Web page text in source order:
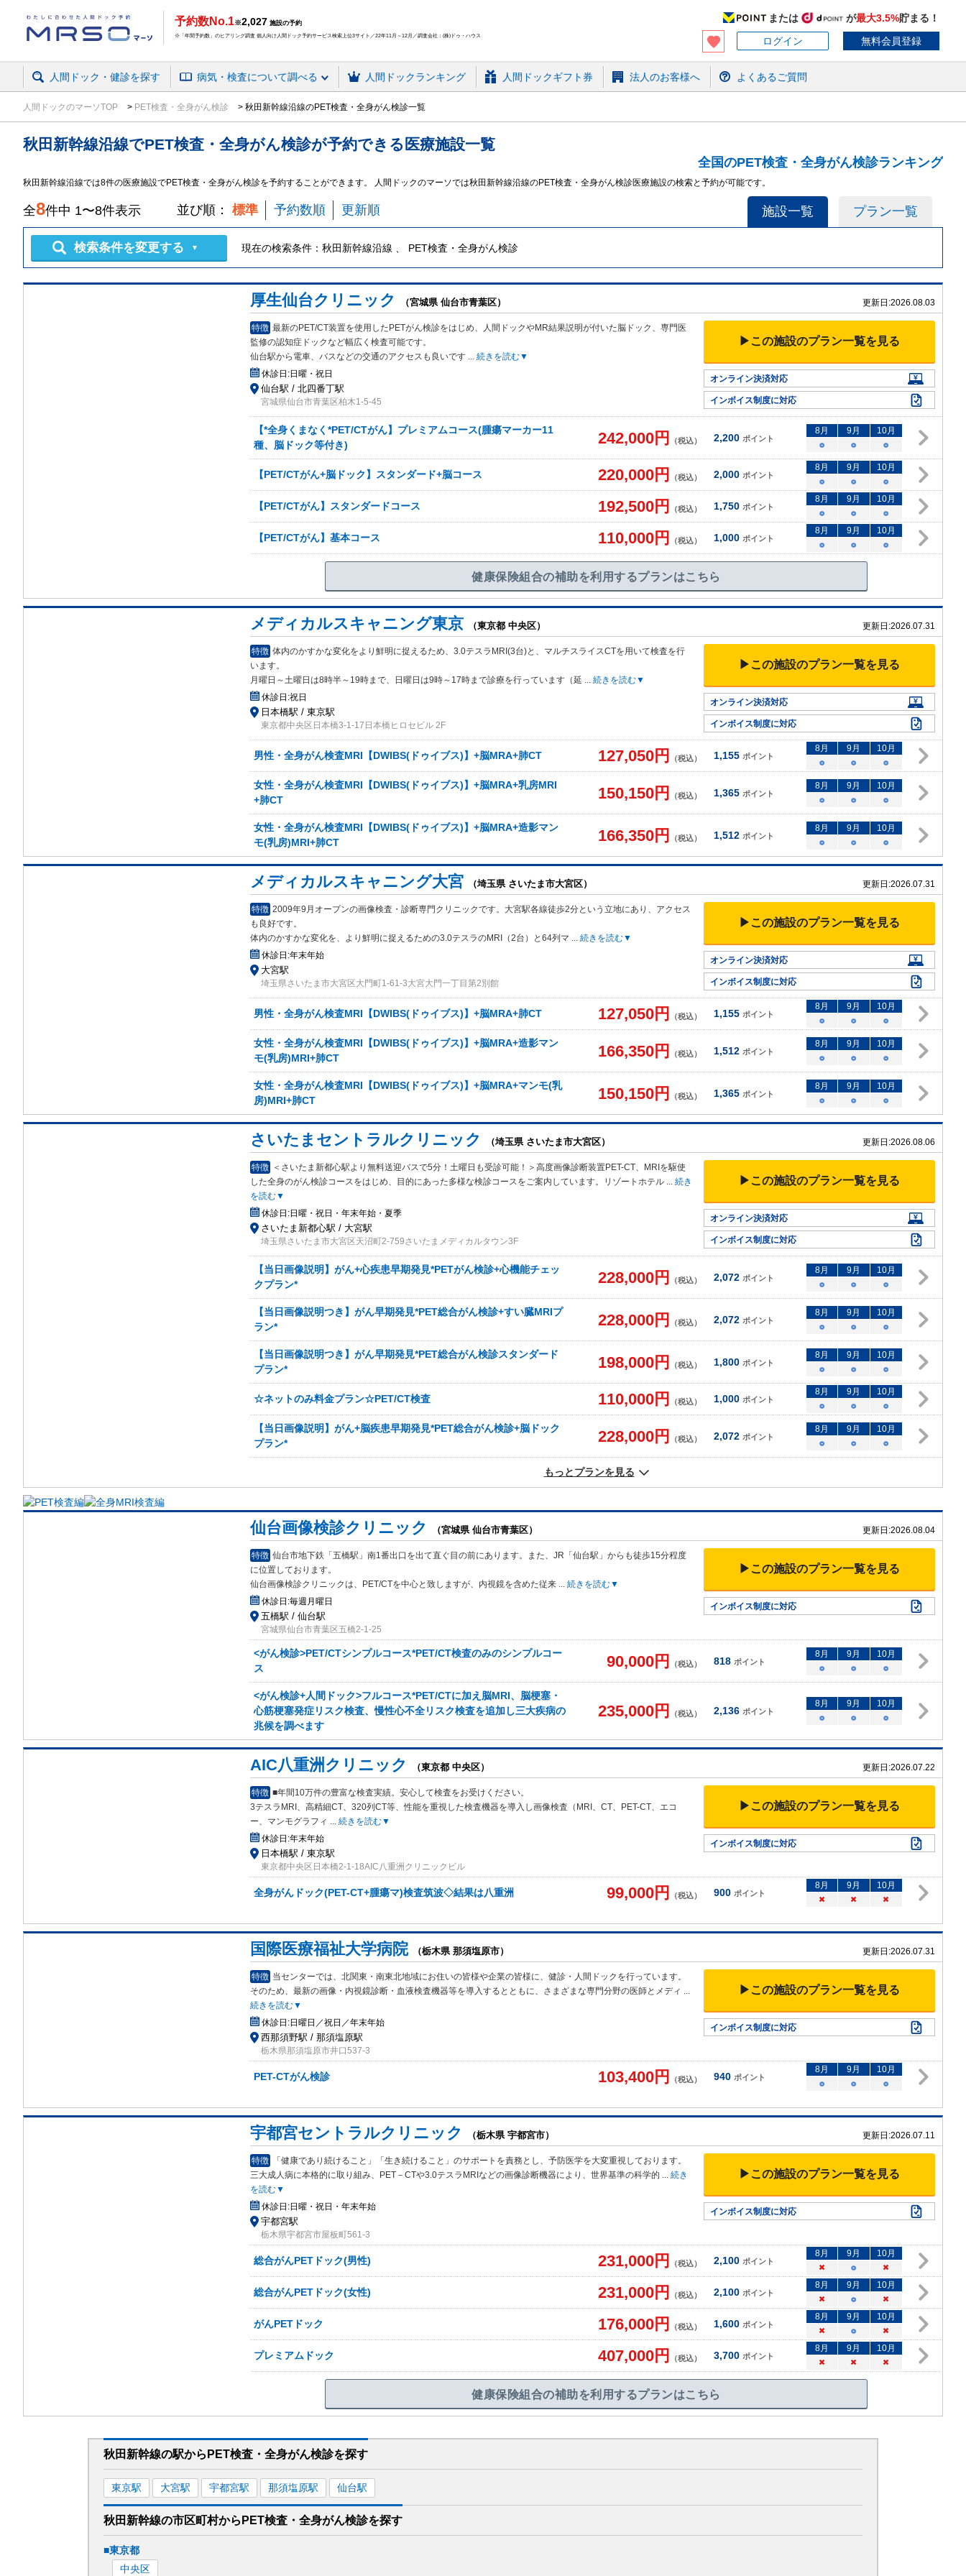
予約数No.1※2,027 施設の予約
※「年間予約数」のヒアリング調査 個人向け人間ドック予約サービス検索上位3サイト／22年11月～12月／調査会社：(株)ドゥ・ハウス
または が最大3.5%貯まる！
ログイン
無料会員登録
人間ドック・健診を探す 病気・検査について調べる 人間ドックランキング 人間ドックギフト券 法人のお客様へ よくあるご質問
人間ドックのマーソTOP PET検査・全身がん検診 秋田新幹線沿線のPET検査・全身がん検診一覧
秋田新幹線沿線でPET検査・全身がん検診が予約できる 医療施設一覧
全国のPET検査・全身がん検診ランキング
秋田新幹線沿線では8件の医療施設でPET検査・全身がん検診を予約することができます。 人間ドックのマーソでは秋田新幹線沿線のPET検査・全身がん検診医療施設の検索と予約が可能です。
施設一覧 プラン一覧
全8件中 1〜8件表示 並び順： 標準 予約数順 更新順
検索条件を変更する ▼ 現在の検索条件： 秋田新幹線沿線 、 PET検査・全身がん検診
厚生仙台クリニック （宮城県 仙台市青葉区） 更新日:2026.08.03
特徴 最新のPET/CT装置を使用したPETがん検診をはじめ、人間ドックやMR結果説明が付いた脳ドック、専門医
監修の認知症ドックなど幅広く検査可能です。
仙台駅から電車、バスなどの交通のアクセスも良いです ... 続きを読む▼
休診日:日曜・祝日
仙台駅 / 北四番丁駅
宮城県仙台市青葉区柏木1-5-45
▶この施設のプラン一覧を見る
オンライン決済対応
インボイス制度に対応
【*全身くまなく*PET/CTがん】プレミアムコース(腫瘍マーカー11
種、脳ドック等付き)
242,000円 （税込） 2,200 ポイント
8月 9月 10月
○
○ ○
【PET/CTがん+脳ドック】スタンダード+脳コース 220,000円 （税込） 2,000 ポイント
8月 9月 10月
○
○ ○
【PET/CTがん】スタンダードコース 192,500円 （税込） 1,750 ポイント
8月 9月 10月
○
○ ○
【PET/CTがん】基本コース 110,000円 （税込） 1,000 ポイント
8月 9月 10月
○
○ ○
健康保険組合の補助を利用するプランはこちら
メディカルスキャニング東京 （東京都 中央区） 更新日:2026.07.31
特徴 体内のかすかな変化をより鮮明に捉えるため、3.0テスラMRI(3台)と、マルチスライスCTを用いて検査を行
います。
月曜日～土曜日は8時半～19時まで、日曜日は9時～17時まで診療を行っています（延 ... 続きを読む▼
休診日:祝日
日本橋駅 / 東京駅
東京都中央区日本橋3-1-17日本橋ヒロセビル 2F
▶この施設のプラン一覧を見る
オンライン決済対応
インボイス制度に対応
男性・全身がん検査MRI【DWIBS(ドゥイブス)】+脳MRA+肺CT 127,050円 （税込） 1,155 ポイント
8月 9月 10月
○
○ ○
女性・全身がん検査MRI【DWIBS(ドゥイブス)】+脳MRA+乳房MRI
+肺CT
150,150円 （税込） 1,365 ポイント
8月 9月 10月
○
○ ○
女性・全身がん検査MRI【DWIBS(ドゥイブス)】+脳MRA+造影マン
モ(乳房)MRI+肺CT
166,350円 （税込） 1,512 ポイント
8月 9月 10月
○
○ ○
メディカルスキャニング大宮 （埼玉県 さいたま市大宮区） 更新日:2026.07.31
特徴 2009年9月オープンの画像検査・診断専門クリニックです。大宮駅各線徒歩2分という立地にあり、アクセス
も良好です。
体内のかすかな変化を、より鮮明に捉えるための3.0テスラのMRI（2台）と64列マ ... 続きを読む▼
休診日:年末年始
大宮駅
埼玉県さいたま市大宮区大門町1-61-3大宮大門一丁目第2別館
▶この施設のプラン一覧を見る
オンライン決済対応
インボイス制度に対応
男性・全身がん検査MRI【DWIBS(ドゥイブス)】+脳MRA+肺CT 127,050円 （税込） 1,155 ポイント
8月 9月 10月
○
○ ○
女性・全身がん検査MRI【DWIBS(ドゥイブス)】+脳MRA+造影マン
モ(乳房)MRI+肺CT
166,350円 （税込） 1,512 ポイント
8月 9月 10月
○
○ ○
女性・全身がん検査MRI【DWIBS(ドゥイブス)】+脳MRA+マンモ(乳
房)MRI+肺CT
150,150円 （税込） 1,365 ポイント
8月 9月 10月
○
○ ○
さいたまセントラルクリニック （埼玉県 さいたま市大宮区） 更新日:2026.08.06
特徴 ＜さいたま新都心駅より無料送迎バスで5分！土曜日も受診可能！＞高度画像診断装置PET-CT、MRIを駆使
した全身のがん検診コースをはじめ、目的にあった多様な検診コースをご案内しています。リゾートホテル ... 続き
を読む▼
休診日:日曜・祝日・年末年始・夏季
さいたま新都心駅 / 大宮駅
埼玉県さいたま市大宮区天沼町2-759さいたまメディカルタウン3F
▶この施設のプラン一覧を見る
オンライン決済対応
インボイス制度に対応
【当日画像説明】がん+心疾患早期発見*PETがん検診+心機能チェッ
クプラン*
228,000円 （税込） 2,072 ポイント
8月 9月 10月
○
○ ○
【当日画像説明つき】がん早期発見*PET総合がん検診+すい臓MRIプ
ラン*
228,000円 （税込） 2,072 ポイント
8月 9月 10月
○
○ ○
【当日画像説明つき】がん早期発見*PET総合がん検診スタンダード
プラン*
198,000円 （税込） 1,800 ポイント
8月 9月 10月
○
○ ○
☆ネットのみ料金プラン☆PET/CT検査 110,000円 （税込） 1,000 ポイント
8月 9月 10月
○
○ ○
【当日画像説明】がん+脳疾患早期発見*PET総合がん検診+脳ドック
プラン*
228,000円 （税込） 2,072 ポイント
8月 9月 10月
○
○ ○
もっとプランを見る
仙台画像検診クリニック （宮城県 仙台市青葉区） 更新日:2026.08.04
特徴 仙台市地下鉄「五橋駅」南1番出口を出て直ぐ目の前にあります。また、JR「仙台駅」からも徒歩15分程度
に位置しております。
仙台画像検診クリニックは、PET/CTを中心と致しますが、内視鏡を含めた従来 ... 続きを読む▼
休診日:毎週月曜日
五橋駅 / 仙台駅
宮城県仙台市青葉区五橋2-1-25
▶この施設のプラン一覧を見る
インボイス制度に対応
<がん検診>PET/CTシンプルコース*PET/CT検査のみのシンプルコー
ス
90,000円 （税込） 818 ポイント
8月 9月 10月
○
○ ○
<がん検診+人間ドック>フルコース*PET/CTに加え脳MRI、脳梗塞・
心筋梗塞発症リスク検査、慢性心不全リスク検査を追加し三大疾病の
兆候を調べます
235,000円 （税込） 2,136 ポイント
8月 9月 10月
○
○ ○
AIC八重洲クリニック （東京都 中央区） 更新日:2026.07.22
特徴 ■年間10万件の豊富な検査実績。安心して検査をお受けください。
3テスラMRI、高精細CT、320列CT等、性能を重視した検査機器を導入し画像検査（MRI、CT、PET-CT、エコ
ー、マンモグラフィ ... 続きを読む▼
休診日:年末年始
日本橋駅 / 東京駅
東京都中央区日本橋2-1-18AIC八重洲クリニックビル
▶この施設のプラン一覧を見る
インボイス制度に対応
全身がんドック(PET-CT+腫瘍マ)検査筑波◇結果は八重洲 99,000円 （税込） 900 ポイント
8月 9月 10月
×
× ×
国際医療福祉大学病院 （栃木県 那須塩原市） 更新日:2026.07.31
特徴 当センターでは、北関東・南東北地域にお住いの皆様や企業の皆様に、健診・人間ドックを行っています。
そのため、最新の画像・内視鏡診断・血液検査機器等を導入するとともに、さまざまな専門分野の医師とメディ ...
続きを読む▼
休診日:日曜日／祝日／年末年始
西那須野駅 / 那須塩原駅
栃木県那須塩原市井口537-3
▶この施設のプラン一覧を見る
インボイス制度に対応
PET-CTがん検診 103,400円 （税込） 940 ポイント
8月 9月 10月
○
○ ○
宇都宮セントラルクリニック （栃木県 宇都宮市） 更新日:2026.07.11
特徴
「健康であり続けること」「生き続けること」のサポートを責務とし、予防医学を大変重視しております。
三大成人病に本格的に取り組み、PET－CTや3.0テスラMRIなどの画像診断機器により、世界基準の科学的 ... 続き
を読む▼
休診日:日曜・祝日・年末年始
宇都宮駅
栃木県宇都宮市屋板町561-3
▶この施設のプラン一覧を見る
インボイス制度に対応
総合がんPETドック(男性) 231,000円 （税込） 2,100 ポイント
8月 9月 10月
×
○ ×
総合がんPETドック(女性) 231,000円 （税込） 2,100 ポイント
8月 9月 10月
×
○ ×
がんPETドック 176,000円 （税込） 1,600 ポイント
8月 9月 10月
×
○ ×
プレミアムドック 407,000円 （税込） 3,700 ポイント
8月 9月 10月
×
× ×
健康保険組合の補助を利用するプランはこちら
秋田新幹線の駅から PET検査・全身がん検診を探す
東京駅 大宮駅 宇都宮駅 那須塩原駅 仙台駅
秋田新幹線の市区町村から PET検査・全身がん検診を探す
■東京都
中央区